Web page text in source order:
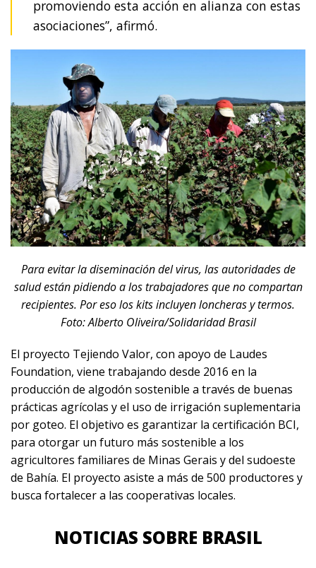
promoviendo esta acción en alianza con estas
asociaciones”, afirmó.
Para evitar la diseminación del virus, las autoridades de
salud están pidiendo a los trabajadores que no compartan
recipientes. Por eso los kits incluyen loncheras y termos.
Foto: Alberto Oliveira/Solidaridad Brasil
El proyecto Tejiendo Valor, con apoyo de Laudes
Foundation, viene trabajando desde 2016 en la
producción de algodón sostenible a través de buenas
prácticas agrícolas y el uso de irrigación suplementaria
por goteo. El objetivo es garantizar la certificación BCI,
para otorgar un futuro más sostenible a los
agricultores familiares de Minas Gerais y del sudoeste
de Bahía. El proyecto asiste a más de 500 productores y
busca fortalecer a las cooperativas locales.
NOTICIAS SOBRE BRASIL